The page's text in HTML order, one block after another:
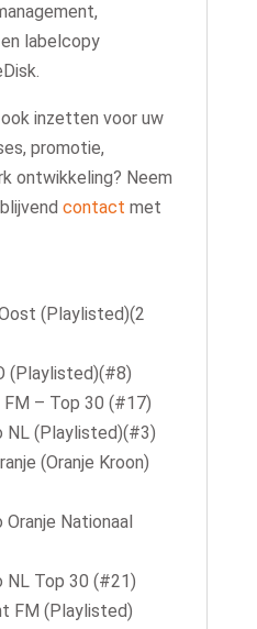
labelcopy
inzetten voor uw
promotie,
ontwikkeling? Neem
contact met
(Playlisted)(2
(Playlisted)(#8)
– Top 30 (#17)
NL (Playlisted)(#3)
(Oranje Kroon)
Nationaal
NL Top 30 (#21)
FM (Playlisted)